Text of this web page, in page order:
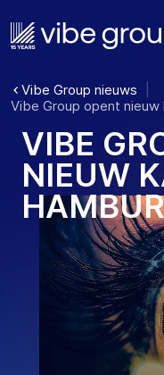
Vibe Group nieuws
Vibe Group opent
VIBE GR
NIEUW K
HAMBUR